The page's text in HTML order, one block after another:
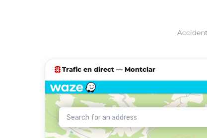
traffic Trafic en direct — Montclar